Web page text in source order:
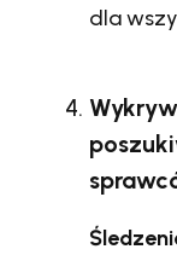
dla